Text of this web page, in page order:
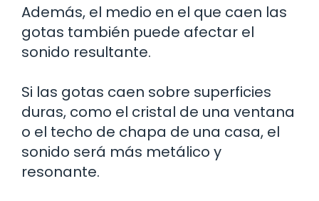
Además, el medio en el que caen las
gotas también puede afectar el
sonido resultante.
Si las gotas caen sobre superficies
duras, como el cristal de una ventana
o el techo de chapa de una casa, el
sonido será más metálico y
resonante.